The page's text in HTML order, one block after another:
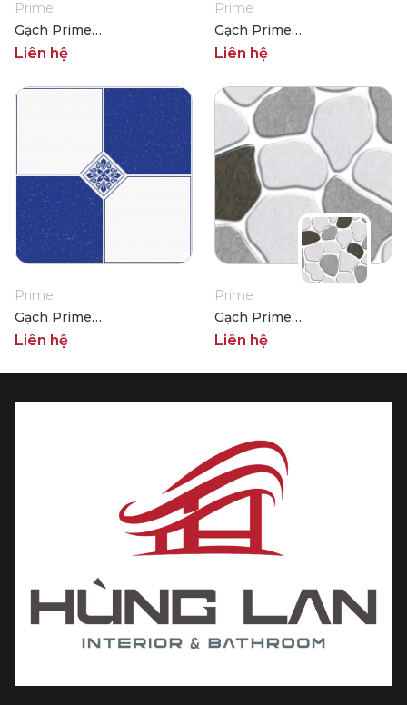
Prime
Gạch Prime
06.300300.02724
Liên hệ
Prime
Gạch Prime
06.300300.02726
Liên hệ
Prime
Gạch Prime
06.300300.02727
Liên hệ
Prime
Gạch Prime
06.300300.09197
Liên hệ